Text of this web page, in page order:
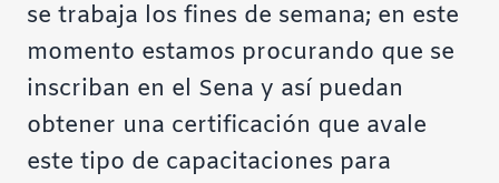
se trabaja los fines de semana; en este
momento estamos procurando que se
inscriban en el Sena y así puedan
obtener una certificación que avale
este tipo de capacitaciones para